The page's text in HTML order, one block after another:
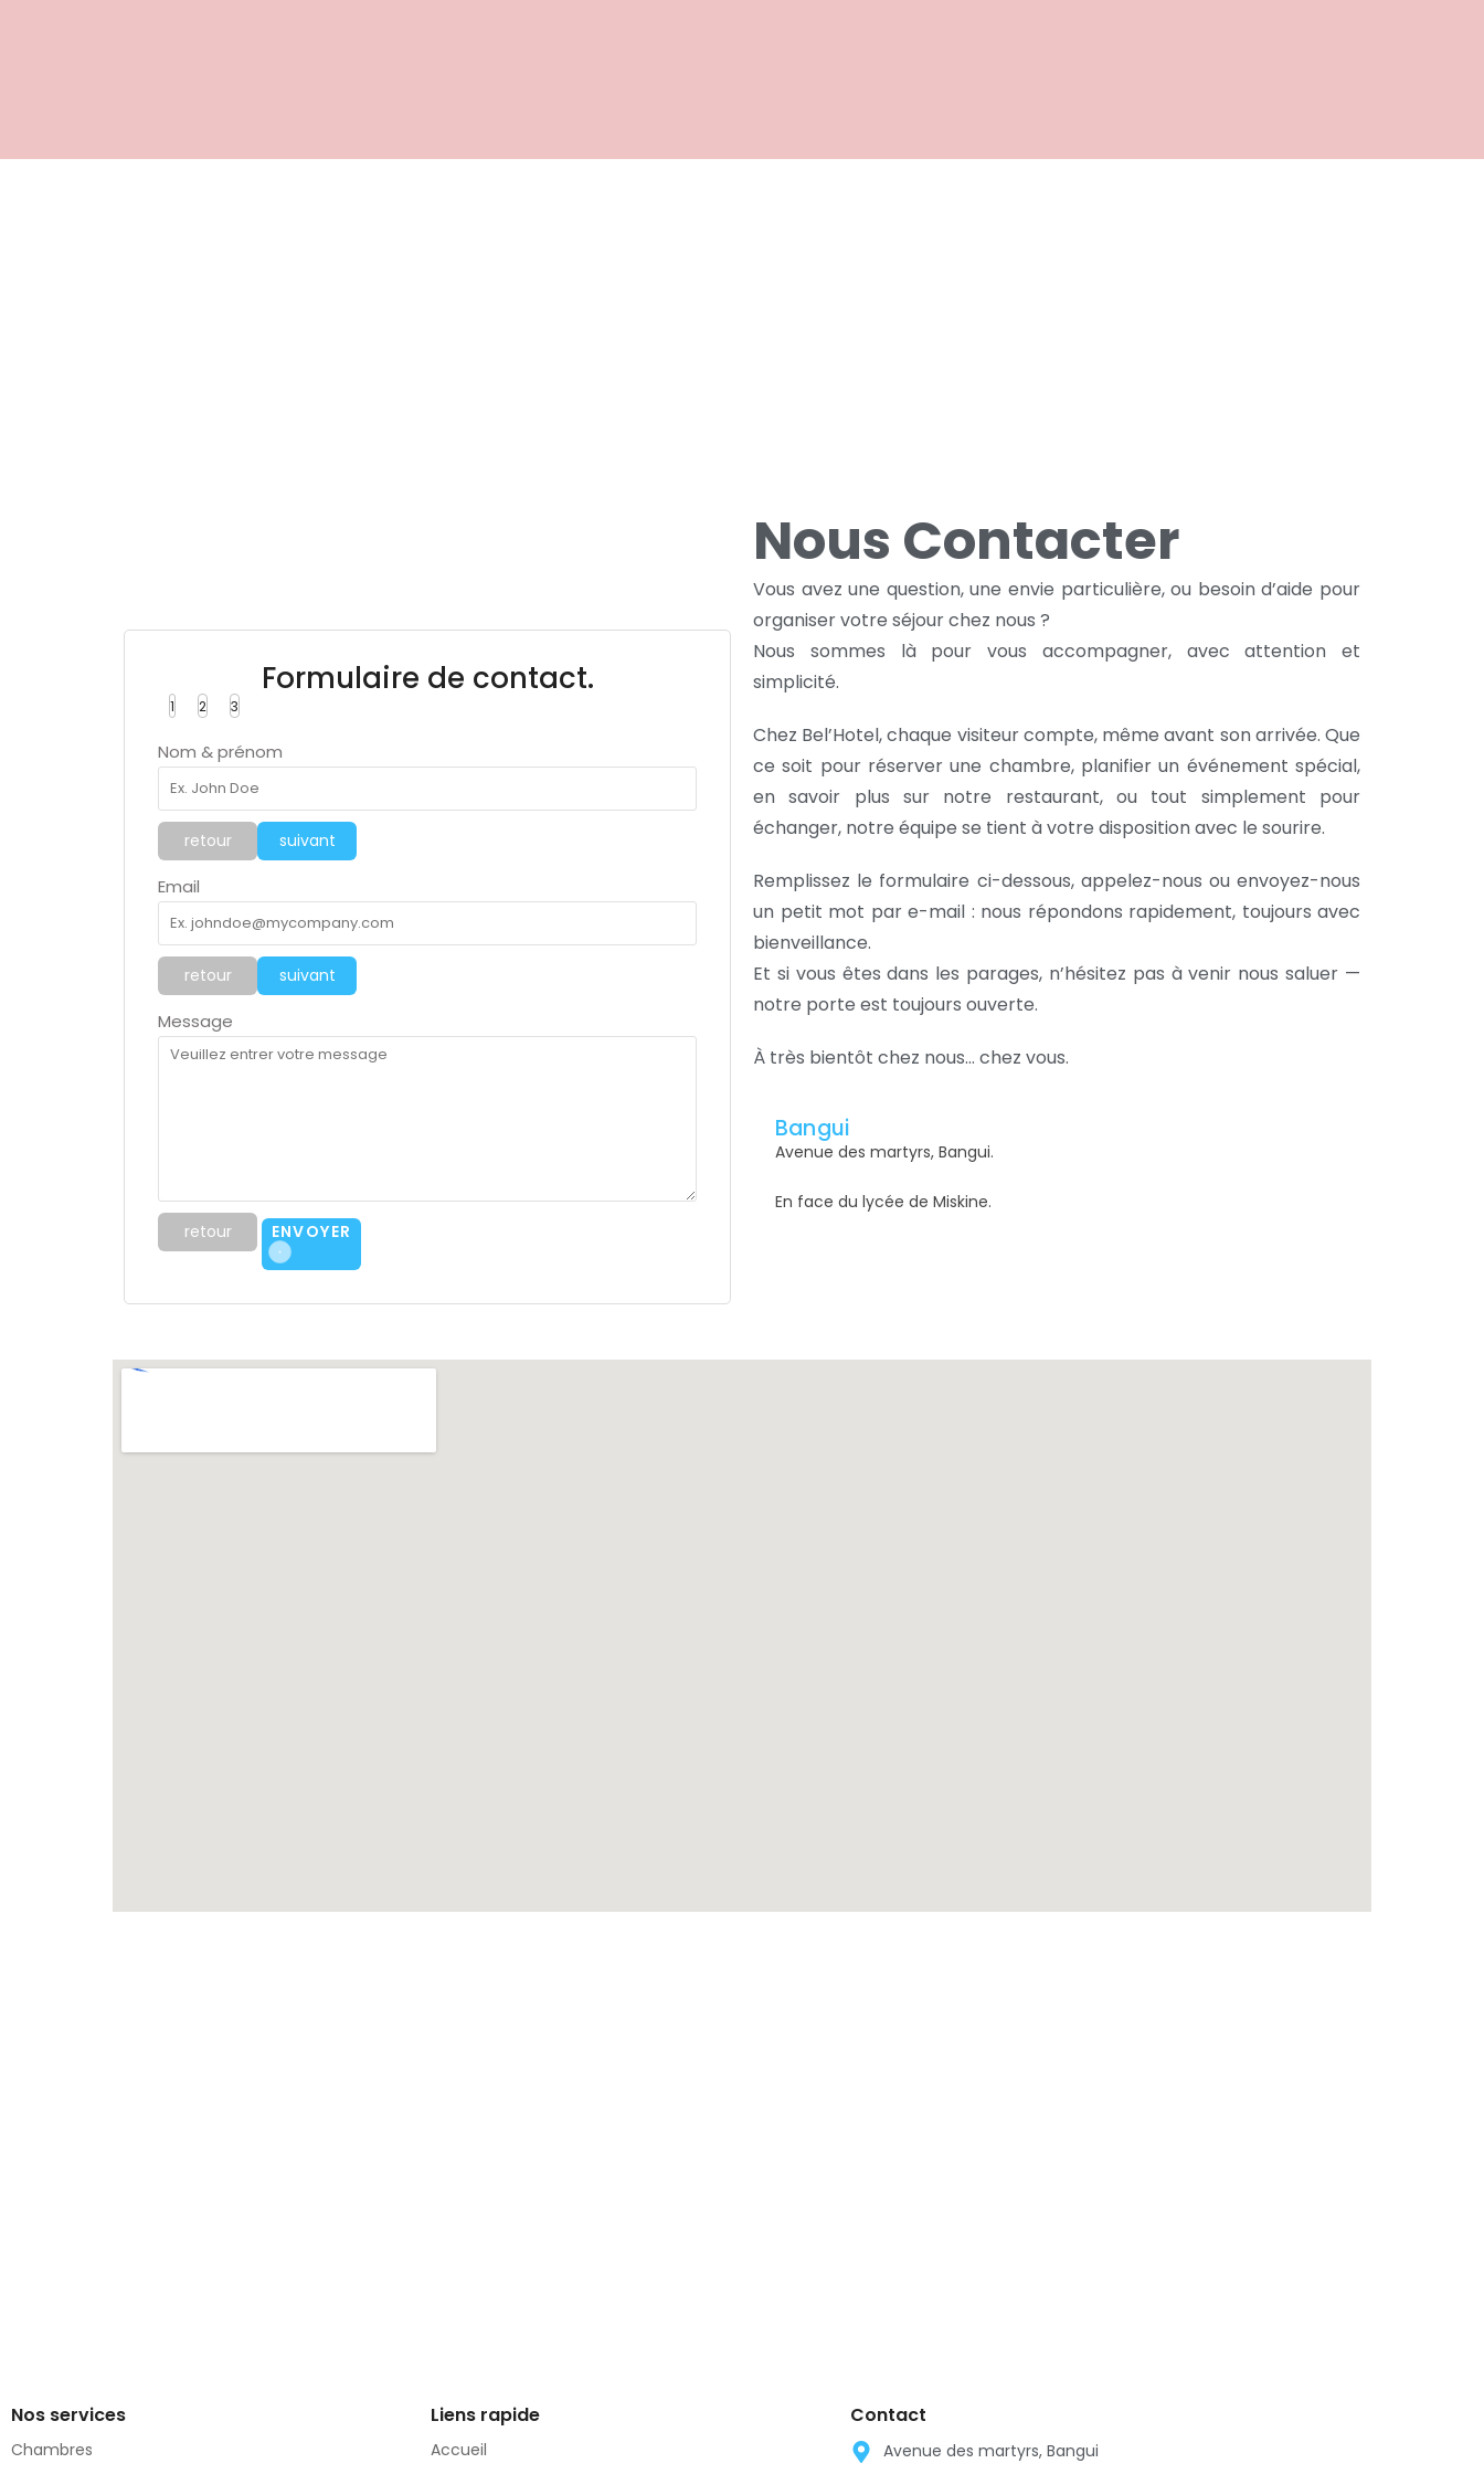
Formulaire de contact.
1 2 3
Nom & prénom
retour suivant
Email
retour suivant
Message
retour ENVOYER
Nous Contacter
Vous avez une question, une envie particulière, ou besoin d’aide pour
organiser votre séjour chez nous ?
Nous sommes là pour vous accompagner, avec attention et
simplicité.
Chez Bel’Hotel, chaque visiteur compte, même avant son arrivée. Que
ce soit pour réserver une chambre, planifier un événement spécial,
en savoir plus sur notre restaurant, ou tout simplement pour
échanger, notre équipe se tient à votre disposition avec le sourire.
Remplissez le formulaire ci-dessous, appelez-nous ou envoyez-nous
un petit mot par e-mail : nous répondons rapidement, toujours avec
bienveillance.
Et si vous êtes dans les parages, n’hésitez pas à venir nous saluer —
notre porte est toujours ouverte.
À très bientôt chez nous… chez vous.
Bangui
Avenue des martyrs, Bangui.
En face du lycée de Miskine.
Nos services
Chambres
Liens rapide
Accueil
Contact
Avenue des martyrs, Bangui